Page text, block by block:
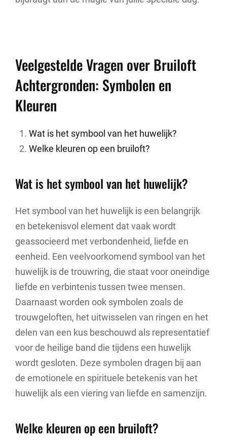
Veelgestelde Vragen over Bruiloft
Achtergronden: Symbolen en
Kleuren
Wat is het symbool van het huwelijk?
Welke kleuren op een bruiloft?
Wat is het symbool van het huwelijk?
Het symbool van het huwelijk is een belangrijk
en betekenisvol element dat vaak wordt
geassocieerd met verbondenheid, liefde en
eenheid. Een veelvoorkomend symbool van het
huwelijk is de trouwring, die staat voor oneindige
liefde en verbintenis tussen twee mensen.
Daarnaast worden ook symbolen zoals de
trouwgeloften, het uitwisselen van ringen en het
delen van een kus beschouwd als representatief
voor de heilige band die tijdens een huwelijk
wordt gesloten. Deze symbolen dragen bij aan
de emotionele en spirituele betekenis van het
huwelijk als een viering van liefde en samenzijn.
Welke kleuren op een bruiloft?